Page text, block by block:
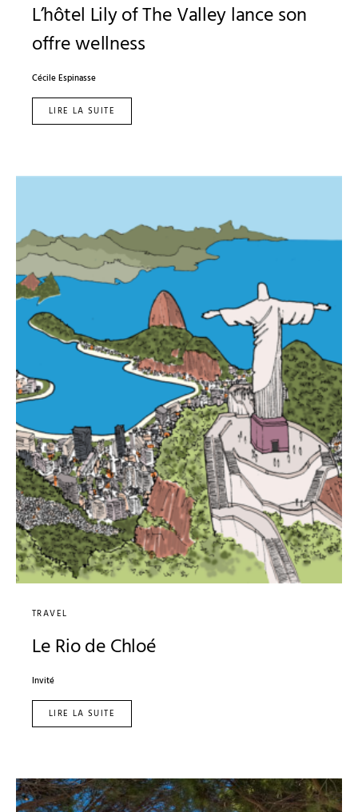
L’hôtel Lily of The Valley lance son
offre wellness
Cécile Espinasse
LIRE LA SUITE
TRAVEL
Le Rio de Chloé
Invité
LIRE LA SUITE